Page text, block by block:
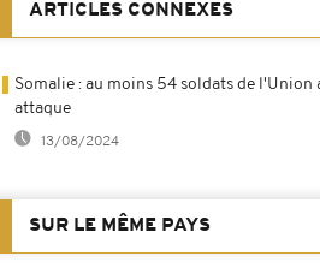
ARTICLES CONNEXES
Somalie : au moins 54 soldats de l'Union
attaque
13/08/2024
SUR LE MÊME PAYS